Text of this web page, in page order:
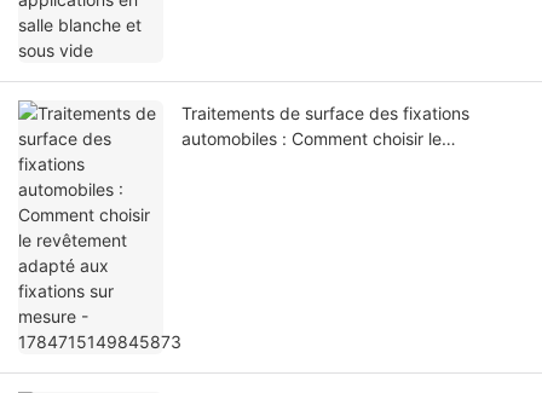
Traitements de surface des fixations
automobiles : Comment choisir le